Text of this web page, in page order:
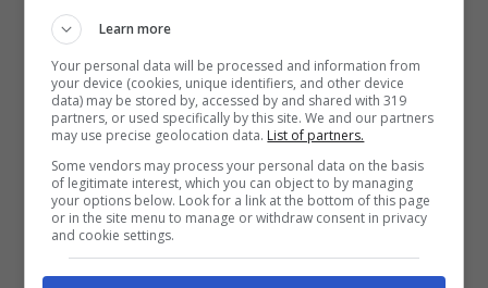
Manu Rios
Leggi anche-> Love is in the air, le anticipazioni
del 17 giugno: Kaan distrugge Serkan
Learn more
Your personal data will be processed and information from
your device (cookies, unique identifiers, and other device
data) may be stored by, accessed by and shared with 319
partners, or used specifically by this site. We and our partners
may use precise geolocation data. List of partners.
Some vendors may process your personal data on the basis
of legitimate interest, which you can object to by managing
your options below. Look for a link at the bottom of this page
or in the site menu to manage or withdraw consent in privacy
and cookie settings.